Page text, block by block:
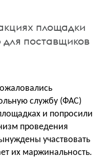
площадки
поставщиков
службу (ФАС)
и попросили
проведения
участвовать
их маржинальность.